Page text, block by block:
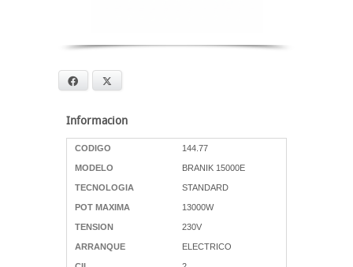
Facebook
Informacion
CODIGO 144.77
MODELO BRANIK 15000E
TECNOLOGIA STANDARD
POT MAXIMA 13000W
TENSION 230V
ARRANQUE ELECTRICO